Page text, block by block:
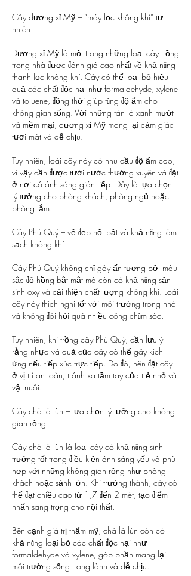
Cây dương xỉ Mỹ – “máy lọc không khí” tự
nhiên
Dương xỉ Mỹ là một trong những loại cây trồng
trong nhà được đánh giá cao nhất về khả năng
thanh lọc không khí. Cây có thể loại bỏ hiệu
quả các chất độc hại như formaldehyde, xylene
và toluene, đồng thời giúp tăng độ ẩm cho
không gian sống. Với những tán lá xanh mướt
và mềm mại, dương xỉ Mỹ mang lại cảm giác
tươi mát và dễ chịu.
Tuy nhiên, loài cây này có nhu cầu độ ẩm cao,
vì vậy cần được tưới nước thường xuyên và đặt
ở nơi có ánh sáng gián tiếp. Đây là lựa chọn
lý tưởng cho phòng khách, phòng ngủ hoặc
phòng tắm.
Cây Phú Quý – vẻ đẹp nổi bật và khả năng làm
sạch không khí
Cây Phú Quý không chỉ gây ấn tượng bởi màu
sắc đỏ hồng bắt mắt mà còn có khả năng sản
sinh oxy và cải thiện chất lượng không khí. Loài
cây này thích nghi tốt với môi trường trong nhà
và không đòi hỏi quá nhiều công chăm sóc.
Tuy nhiên, khi trồng cây Phú Quý, cần lưu ý
rằng nhựa và quả của cây có thể gây kích
ứng nếu tiếp xúc trực tiếp. Do đó, nên đặt cây
ở vị trí an toàn, tránh xa tầm tay của trẻ nhỏ và
vật nuôi.
Cây chà là lùn – lựa chọn lý tưởng cho không
gian rộng
Cây chà là lùn là loại cây có khả năng sinh
trưởng tốt trong điều kiện ánh sáng yếu và phù
hợp với những không gian rộng như phòng
khách hoặc sảnh lớn. Khi trưởng thành, cây có
thể đạt chiều cao từ 1,7 đến 2 mét, tạo điểm
nhấn sang trọng cho nội thất.
Bên cạnh giá trị thẩm mỹ, chà là lùn còn có
khả năng loại bỏ các chất độc hại như
formaldehyde và xylene, góp phần mang lại
môi trường sống trong lành và dễ chịu.